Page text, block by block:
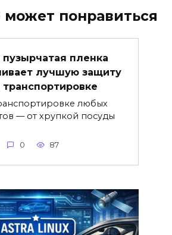
понравиться
пузырчатая пленка
лучшую защиту
транспортировке
любых
— от хрупкой посуды
0 87